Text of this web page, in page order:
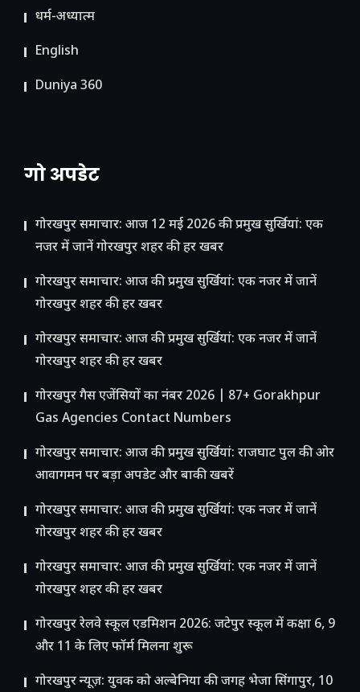
धर्म-अध्यात्म
English
Duniya 360
गो अपडेट
गोरखपुर समाचार: आज 12 मई 2026 की प्रमुख सुर्खियां: एक
नजर में जानें गोरखपुर शहर की हर खबर
गोरखपुर समाचार: आज की प्रमुख सुर्खियां: एक नजर में जानें
गोरखपुर शहर की हर खबर
गोरखपुर समाचार: आज की प्रमुख सुर्खियां: एक नजर में जानें
गोरखपुर शहर की हर खबर
गोरखपुर गैस एजेंसियों का नंबर 2026 | 87+ Gorakhpur
Gas Agencies Contact Numbers
गोरखपुर समाचार: आज की प्रमुख सुर्खियां: राजघाट पुल की ओर
आवागमन पर बड़ा अपडेट और बाकी खबरें
गोरखपुर समाचार: आज की प्रमुख सुर्खियां: एक नजर में जानें
गोरखपुर शहर की हर खबर
गोरखपुर समाचार: आज की प्रमुख सुर्खियां: एक नजर में जानें
गोरखपुर शहर की हर खबर
गोरखपुर रेलवे स्कूल एडमिशन 2026: जटेपुर स्कूल में कक्षा 6, 9
और 11 के लिए फॉर्म मिलना शुरू
गोरखपुर न्यूज़: युवक को अल्बेनिया की जगह भेजा सिंगापुर, 10